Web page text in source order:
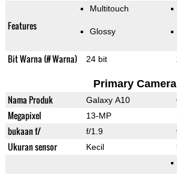
Features
Multitouch
Glossy
Bit Warna (# Warna) 24 bit
Primary Camera
Nama Produk Galaxy A10
Megapixel 13-MP
bukaan f/ f/1.9
Ukuran sensor Kecil